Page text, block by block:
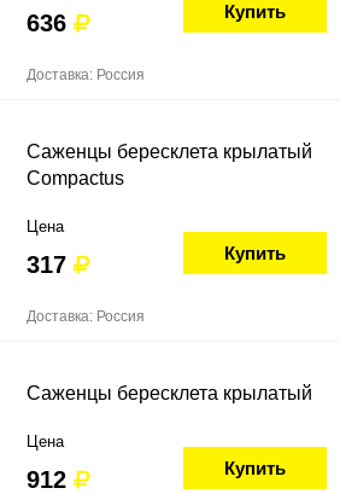
636 Купить
Доставка: Россия
Саженцы бересклета крылатый
Compactus
Цена
317 Купить
Доставка: Россия
Саженцы бересклета крылатый
Цена
912 Купить